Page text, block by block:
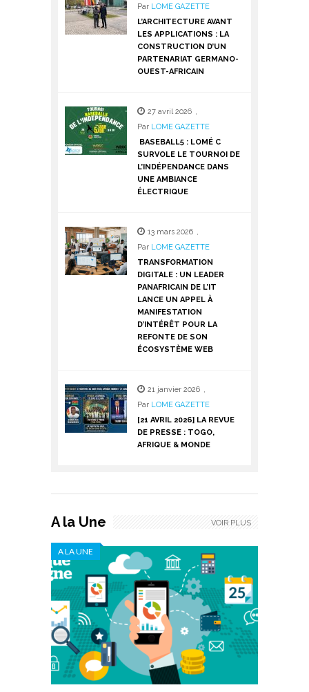
Par LOME GAZETTE
L’ARCHITECTURE AVANT
LES APPLICATIONS : LA
CONSTRUCTION D’UN
PARTENARIAT GERMANO-
OUEST-AFRICAIN
27 avril 2026 ,
Par LOME GAZETTE
BASEBALL5 : LOMÉ C
SURVOLE LE TOURNOI DE
L’INDÉPENDANCE DANS
UNE AMBIANCE
ÉLECTRIQUE
13 mars 2026 ,
Par LOME GAZETTE
TRANSFORMATION
DIGITALE : UN LEADER
PANAFRICAIN DE L’IT
LANCE UN APPEL À
MANIFESTATION
D’INTÉRÊT POUR LA
REFONTE DE SON
ÉCOSYSTÈME WEB
21 janvier 2026 ,
Par LOME GAZETTE
[21 AVRIL 2026] LA REVUE
DE PRESSE : TOGO,
AFRIQUE & MONDE
A la Une
A LA UNE
VOIR PLUS